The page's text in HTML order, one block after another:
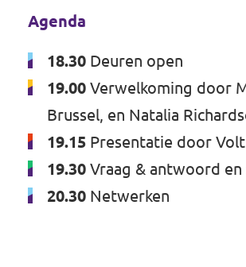
Agenda
18.30 Deuren open
19.00 Verwelkoming door
Brussel, en Natalia
19.15 Presentatie door
19.30 Vraag & antwoord en
20.30 Netwerken